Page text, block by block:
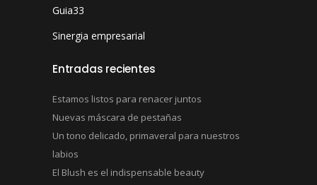
Guia33
Sinergia empresarial
Entradas recientes
Estamos listos para renacer juntos
Nuevas máscara de pestañas
Un tono delicado, primaveral para nuestros
labios
El Blush es el indispensable beauty